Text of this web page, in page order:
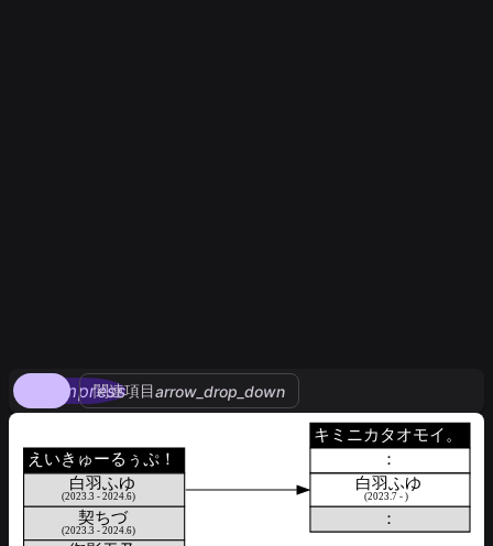
compress
関連項目arrow_drop_down